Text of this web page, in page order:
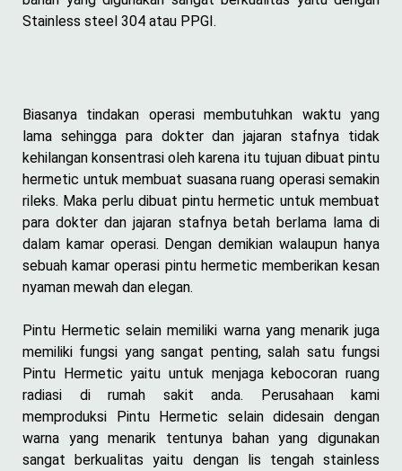
Stainless steel 304 atau PPGI.
Biasanya tindakan operasi membutuhkan waktu yang
lama sehingga para dokter dan jajaran stafnya tidak
kehilangan konsentrasi oleh karena itu tujuan dibuat pintu
hermetic untuk membuat suasana ruang operasi semakin
rileks. Maka perlu dibuat pintu hermetic untuk membuat
para dokter dan jajaran stafnya betah berlama lama di
dalam kamar operasi. Dengan demikian walaupun hanya
sebuah kamar operasi pintu hermetic memberikan kesan
nyaman mewah dan elegan.
Pintu Hermetic selain memiliki warna yang menarik juga
memiliki fungsi yang sangat penting, salah satu fungsi
Pintu Hermetic yaitu untuk menjaga kebocoran ruang
radiasi di rumah sakit anda. Perusahaan kami
memproduksi Pintu Hermetic selain didesain dengan
warna yang menarik tentunya bahan yang digunakan
sangat berkualitas yaitu dengan lis tengah stainless